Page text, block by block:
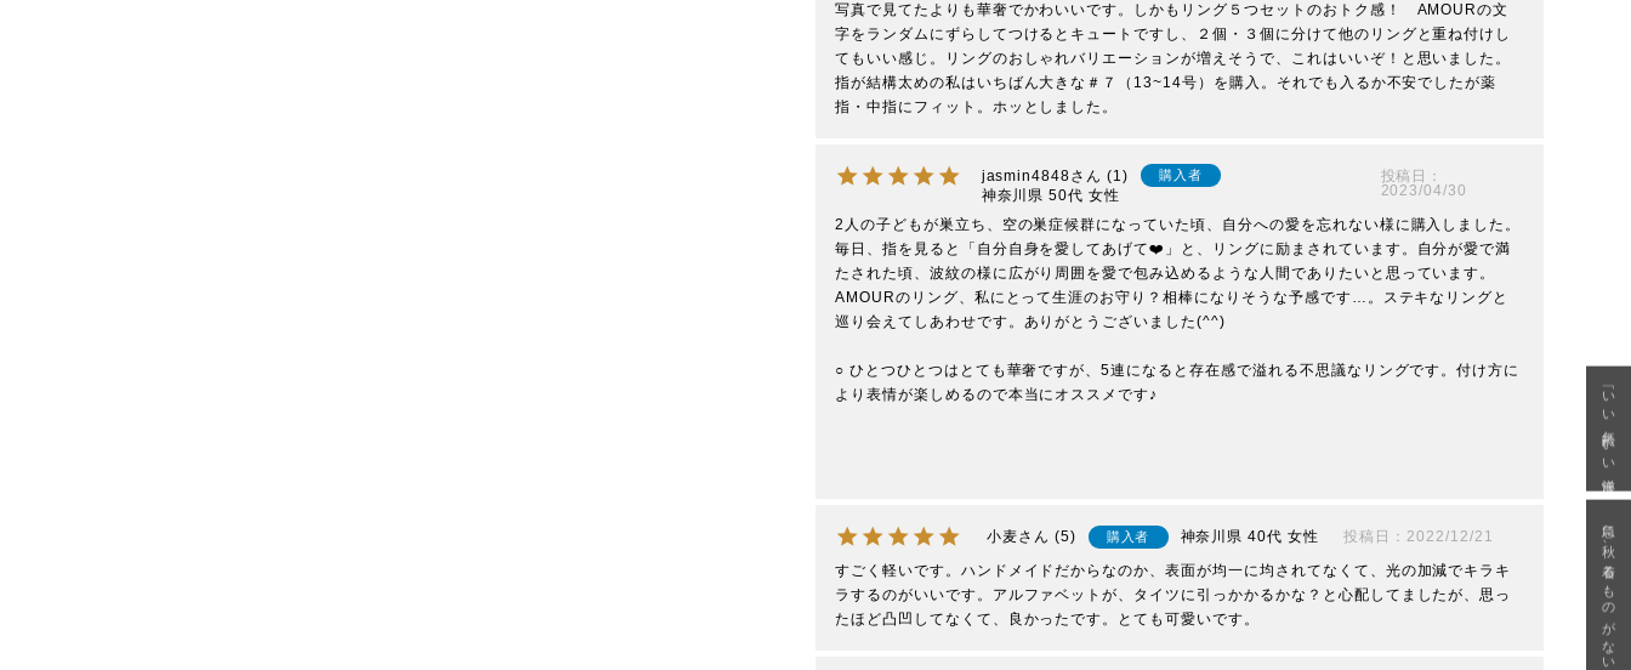
写真で見てたよりも華奢でかわいいです。しかもリング５つセットのおトク感！　AMOURの文
字をランダムにずらしてつけるとキュートですし、２個・３個に分けて他のリングと重ね付けし
てもいい感じ。リングのおしゃれバリエーションが増えそうで、これはいいぞ！と思いました。
指が結構太めの私はいちばん大きな＃７（13~14号）を購入。それでも入るか不安でしたが薬
指・中指にフィット。ホッとしました。
jasmin4848 1 購入者
神奈川県 50代 女性
投稿日
2023/04/30
2人の子どもが巣立ち、空の巣症候群になっていた頃、自分への愛を忘れない様に購入しました。
毎日、指を見ると「自分自身を愛してあげて❤️」と、リングに励まされています。自分が愛で満
たされた頃、波紋の様に広がり周囲を愛で包み込めるような人間でありたいと思っています。
AMOURのリング、私にとって生涯のお守り？相棒になりそうな予感です…。ステキなリングと
巡り会えてしあわせです。ありがとうございました(^^)
○ ひとつひとつはとても華奢ですが、5連になると存在感で溢れる不思議なリングです。付け方に
より表情が楽しめるので本当にオススメです♪
小麦 5 購入者 神奈川県 40代 女性 投稿日
2022/12/21
すごく軽いです。ハンドメイドだからなのか、表面が均一に均されてなくて、光の加減でキラキ
ラするのがいいです。アルファベットが、タイツに引っかかるかな？と心配してましたが、思っ
たほど凸凹してなくて、良かったです。とても可愛いです。
「いい年齢 いい洋服」
急に秋、着るものがない